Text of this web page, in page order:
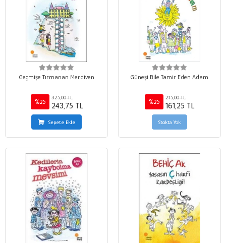
Geçmişe Tırmanan Merdiven
%25
325,00 TL
243,75 TL
Sepete Ekle
Güneşi Bile Tamir Eden Adam
%25
215,00 TL
161,25 TL
Stokta Yok